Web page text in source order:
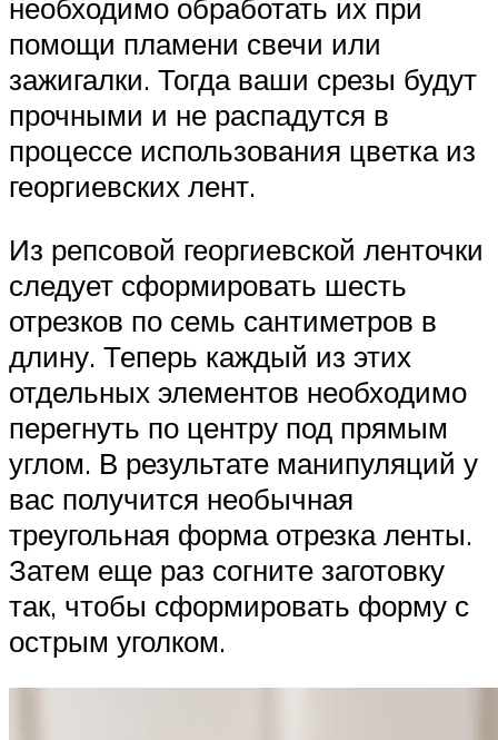
необходимо обработать их при
помощи пламени свечи или
зажигалки. Тогда ваши срезы будут
прочными и не распадутся в
процессе использования цветка из
георгиевских лент.
Из репсовой георгиевской ленточки
следует сформировать шесть
отрезков по семь сантиметров в
длину. Теперь каждый из этих
отдельных элементов необходимо
перегнуть по центру под прямым
углом. В результате манипуляций у
вас получится необычная
треугольная форма отрезка ленты.
Затем еще раз согните заготовку
так, чтобы сформировать форму с
острым уголком.